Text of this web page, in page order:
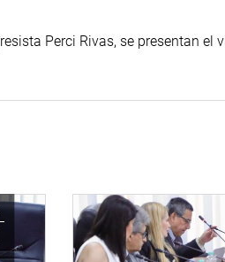
Perci Rivas, se presentan